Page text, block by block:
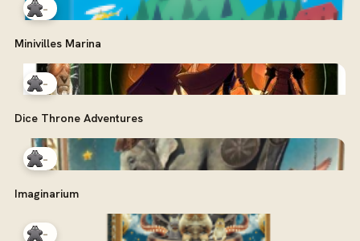
-
Minivilles Marina
-
Dice Throne Adventures
-
Imaginarium
-